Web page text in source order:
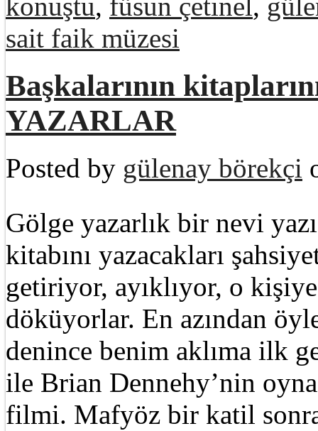
konuştu, füsun çetinel,
sait faik müzesi
Başkalarının
YAZARLAR
Posted by gülenay börekçi
Gölge yazarlık bir nevi
kitabını yazacakları
getiriyor, ayıklıyor, o
döküyorlar. En azından
denince benim aklıma ilk
ile Brian Dennehy’nin
filmi. Mafyöz bir katil